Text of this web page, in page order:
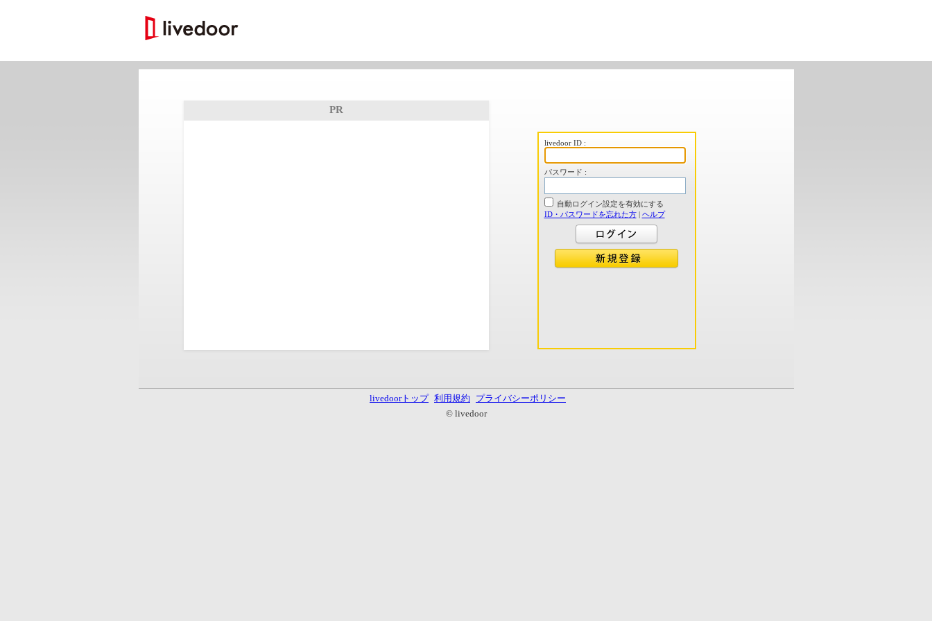
PR
livedoor ID :
パスワード :
自動ログイン設定を有効にする
ID・パスワードを忘れた方| ヘルプ
livedoorトップ 利用規約
プライバシーポリシー
© livedoor